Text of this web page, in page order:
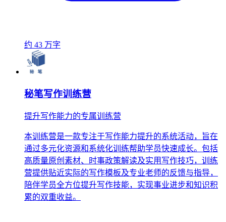
约 43 万字
秘笔写作训练营
提升写作能力的专属训练营
本训练营是一款专注于写作能力提升的系统活动，旨在
通过多元化资源和系统化训练帮助学员快速成长。包括
高质量原创素材、时事政策解读及实用写作技巧，训练
营提供贴近实际的写作模板及专业老师的反馈与指导，
陪伴学员全方位提升写作技能，实现事业进步和知识积
累的双重收益。